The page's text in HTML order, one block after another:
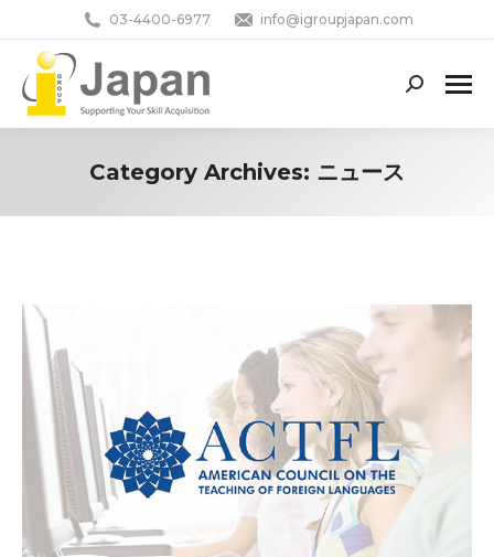
03-4400-6977 info@igroupjapan.com
Search:
Category Archives: ニュース